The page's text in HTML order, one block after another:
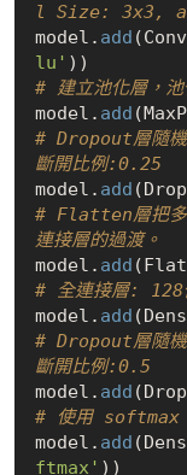
l Size: 3x3,
model. add
lu'
# 建立池化層，
model. add
# Dropout層隨機
斷開比例:0.25
model. add
# Flatten層把多
連接層的過渡。
model. add
# 全連接層:
model. add
# Dropout層隨機
斷開比例:0.5
model. add
# 使用
model. add
ftmax' ))